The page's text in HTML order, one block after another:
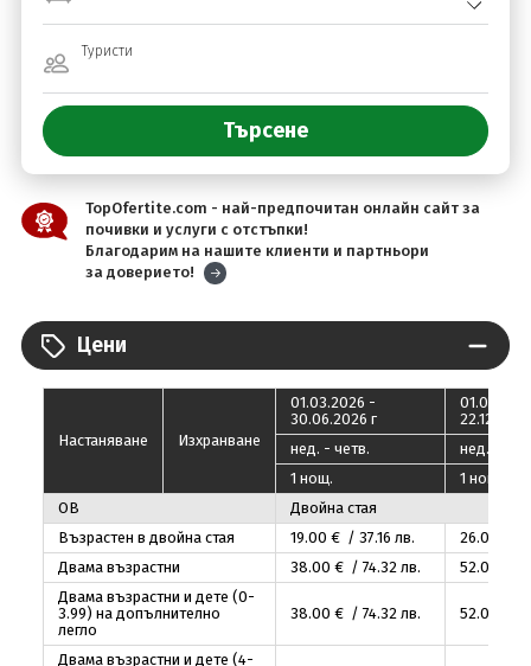
Туристи
TopOfertite.com - най-предпочитан онлайн сайт за
почивки и услуги с отстъпки!
Благодарим на нашите клиенти и партньори
за доверието!
Цени
Настаняване Изхранване
01.03.2026 -
30.06.2026 г
нед. - четв.
нед. -
1 нощ.
1 нощ.
OB
Двойна стая
Възрастен в двойна стая
19.00 € / 37.16 лв. 26.00
Двама възрастни
38.00 € / 74.32лв. 52.00
Двама възрастни и дете (0-
3.99) на допълнително
легло
38.00 € / 74.32лв. 52.00
Двама възрастни и дете (4-